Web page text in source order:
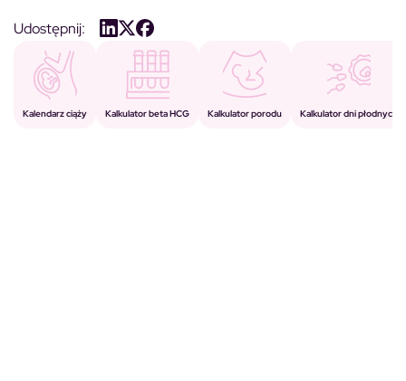
Udostępnij:
Kalendarz ciąży Kalkulator beta HCG Kalkulator porodu Kalkulator dni płodnych